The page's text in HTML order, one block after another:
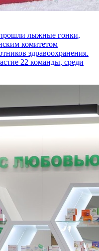
лыжные гонки,
комитетом
здравоохранения.
22 команды, среди